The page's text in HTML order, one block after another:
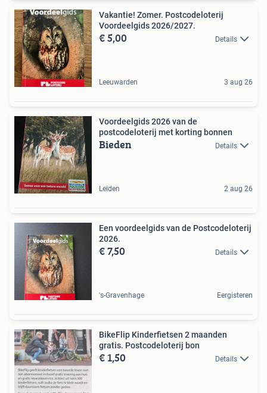
Vakantie! Zomer. Postcodeloterij
Voordeelgids 2026/2027.
€ 5,00 Details
Leeuwarden 3 aug 26
Voordeelgids 2026 van de
postcodeloterij met korting bonnen
Bieden Details
Leiden 2 aug 26
Een voordeelgids van de Postcodeloterij
2026.
€ 7,50 Details
's-Gravenhage Eergisteren
BikeFlip Kinderfietsen 2 maanden
gratis. Postcodeloterij bon
€ 1,50 Details